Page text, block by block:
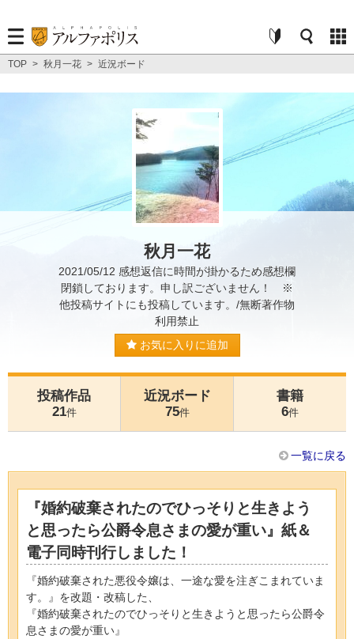
TOP > 秋月一花 > 近況ボード
秋月一花
2021/05/12 感想返信に時間が掛かるため感想欄
閉鎖しております。申し訳ございません！ ※
他投稿サイトにも投稿しています。/無断著作物
利用禁止
お気に入りに追加
投稿作品
21件
近況ボード
75件
書籍
6件
一覧に戻る
『婚約破棄されたのでひっそりと生きよう
と思ったら公爵令息さまの愛が重い』紙＆
電子同時刊行しました！
『婚約破棄された悪役令嬢は、一途な愛を注ぎこまれていま
す。』を改題・改稿した、
『婚約破棄されたのでひっそりと生きようと思ったら公爵令
息さまの愛が重い』